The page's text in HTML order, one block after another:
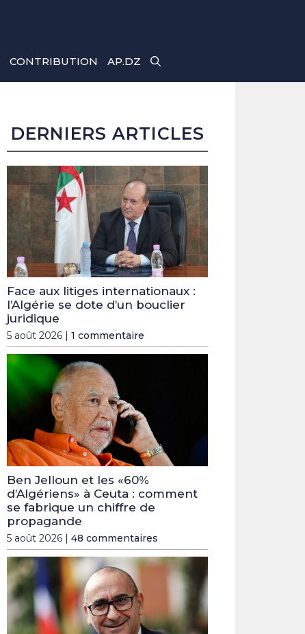
CONTRIBUTION AP.DZ
DERNIERS ARTICLES
Face aux litiges internationaux :
l’Algérie se dote d’un bouclier
juridique
5 août 2026 | 1 commentaire
Ben Jelloun et les «60%
d’Algériens» à Ceuta : comment
se fabrique un chiffre de
propagande
5 août 2026 | 48 commentaires